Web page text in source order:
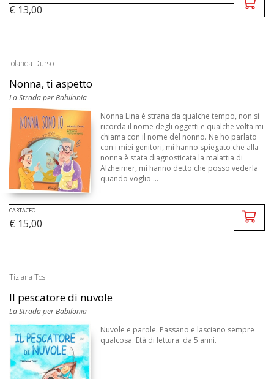
€ 13,00
Iolanda Durso
Nonna, ti aspetto
La Strada per Babilonia
Nonna Lina è strana da qualche tempo, non si
ricorda il nome degli oggetti e qualche volta mi
chiama con il nome del nonno. Ne ho parlato
con i miei genitori, mi hanno spiegato che alla
nonna è stata diagnosticata la malattia di
Alzheimer, mi hanno detto che posso vederla
quando voglio ...
CARTACEO
€ 15,00
Tiziana Tosi
Il pescatore di nuvole
La Strada per Babilonia
Nuvole e parole. Passano e lasciano sempre
qualcosa. Età di lettura: da 5 anni.